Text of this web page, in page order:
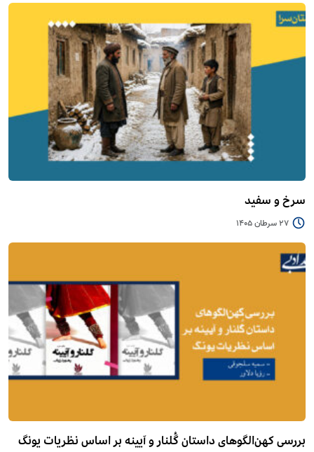
سرخ و سفید
27 سرطان 1405
بررسی کهن‌الگوهای داستان گُلنار و آیینه بر اساس نظریات یونگ